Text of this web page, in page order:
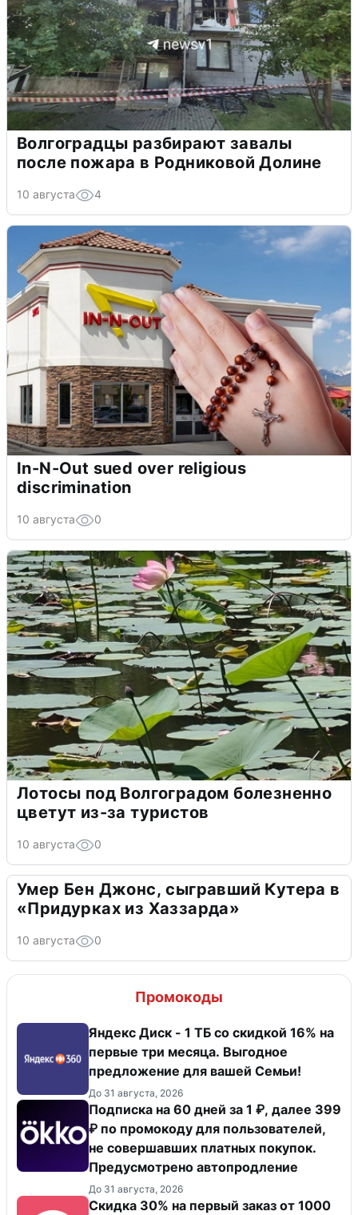
Волгоградцы разбирают завалы
после пожара в Родниковой Долине
10 августа 4
In-N-Out sued over religious
discrimination
10 августа 0
Лотосы под Волгоградом болезненно
цветут из-за туристов
10 августа 0
Умер Бен Джонс, сыгравший Кутера в
«Придурках из Хаззарда»
10 августа 0
Промокоды
Яндекс Диск - 1 ТБ со скидкой 16% на
первые три месяца. Выгодное
предложение для вашей Семьи!
До 31 августа, 2026
Подписка на 60 дней за 1 ₽, далее 399
₽ по промокоду для пользователей,
не совершавших платных покупок.
Предусмотрено автопродление
До 31 августа, 2026
Скидка 30% на первый заказ от 1000